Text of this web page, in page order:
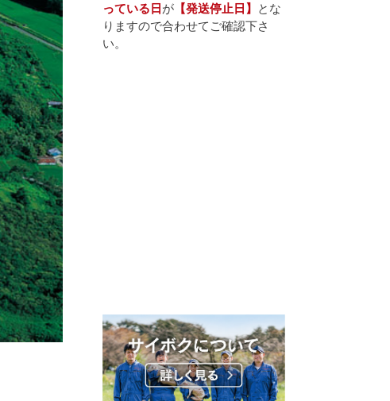
っている日 が 【発送停止日】
とな
りますので合わせてご確認下さ
い。